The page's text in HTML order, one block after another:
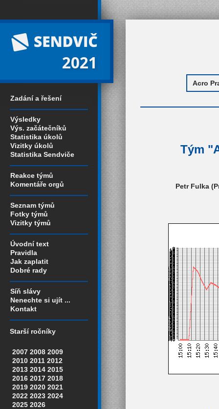
2021
Zadání a řešení
Výsledky
Výs. začátečníků
Statistika úkolů
Vizitky úkolů
Statistika Sendviče
Reakce týmů
Komentáře orgů
Seznam týmů
Fotky týmů
Vizitky týmů
Úvodní text
Pravidla
Jak zaplatit
Dobré rady
Síň slávy
Nenechte si ujít ...
Kontakt
Starší ročníky
2007 2008 2009
2010 2011 2012
2013 2014 2015
2016 2017 2018
2019 2020 2021
2022 2023 2024
2025 2026
Tým
Petr Fulka